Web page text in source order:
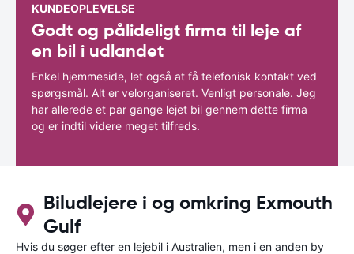
KUNDEOPLEVELSE
Godt og pålideligt firma til leje af
en bil i udlandet
Enkel hjemmeside, let også at få telefonisk kontakt ved
spørgsmål. Alt er velorganiseret. Venligt personale. Jeg
har allerede et par gange lejet bil gennem dette firma
og er indtil videre meget tilfreds.
Biludlejere i og omkring Exmouth
Gulf
Hvis du søger efter en lejebil i Australien, men i en anden by